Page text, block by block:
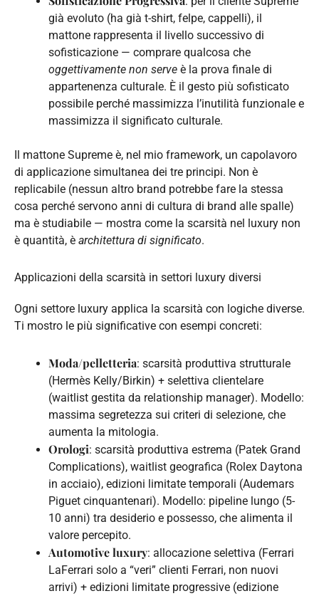
già evoluto (ha già t-shirt, felpe, cappelli), il
mattone rappresenta il livello successivo di
sofisticazione — comprare qualcosa che
oggettivamente non serve è la prova finale di
appartenenza culturale. È il gesto più sofisticato
possibile perché massimizza l’inutilità funzionale e
massimizza il significato culturale.
Il mattone Supreme è, nel mio framework, un capolavoro
di applicazione simultanea dei tre principi. Non è
replicabile (nessun altro brand potrebbe fare la stessa
cosa perché servono anni di cultura di brand alle spalle)
ma è studiabile — mostra come la scarsità nel luxury non
è quantità, è architettura di significato.
Applicazioni della scarsità in settori luxury diversi
Ogni settore luxury applica la scarsità con logiche diverse.
Ti mostro le più significative con esempi concreti:
Moda/pelletteria: scarsità produttiva strutturale
(Hermès Kelly/Birkin) + selettiva clientelare
(waitlist gestita da relationship manager). Modello:
massima segretezza sui criteri di selezione, che
aumenta la mitologia.
Orologi: scarsità produttiva estrema (Patek Grand
Complications), waitlist geografica (Rolex Daytona
in acciaio), edizioni limitate temporali (Audemars
Piguet cinquantenari). Modello: pipeline lungo (5-
10 anni) tra desiderio e possesso, che alimenta il
valore percepito.
Automotive luxury: allocazione selettiva (Ferrari
LaFerrari solo a “veri” clienti Ferrari, non nuovi
arrivi) + edizioni limitate progressive (edizione